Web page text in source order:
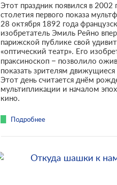
Этот праздник появился в 2002
столетия первого показа
28 октября 1892 года
изобретатель Эмиль Рейно
парижской публике свой
«оптический театр». Его
праксиноскоп – позволило
показать зрителям
Этот день считается днём
мультипликации и началом
кино.
Подробнее